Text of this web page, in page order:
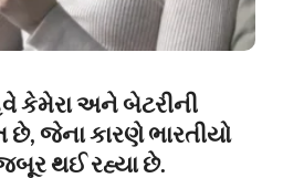
કેમેરા અને બેટરીની
જેના કારણે ભારતીયો
થઈ રહ્યા છે.